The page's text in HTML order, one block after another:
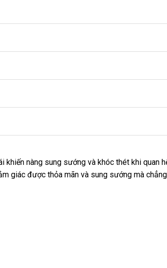
khiến nàng sung sướng gần
nhất
và khóc thét khi quan
giác thảo
được thỏa mãn cung
và sung sướng shopee
mà